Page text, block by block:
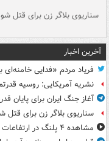
سناریوی بلاگر زن برای قتل
آخرین اخبار
فریاد مردم «فدایی
نشریه آمریکایی: روسیه
آغاز جنگ ایران برای پایان
سناریوی بلاگر زن برای
مشاهده ۴ پلنگ در ارتفاعات میناب